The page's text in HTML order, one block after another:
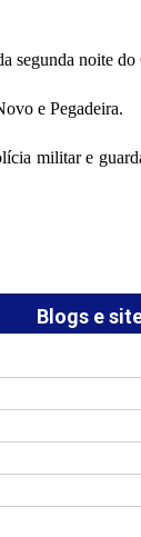
noite
e Pegadeira.
militar e
Blogs e